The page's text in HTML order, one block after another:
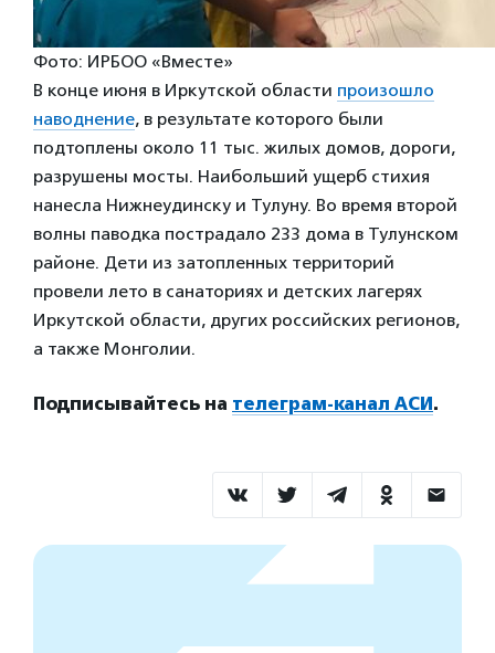
Фото: ИРБОО «Вместе»
В конце июня в Иркутской области произошло
наводнение, в результате которого были
подтоплены около 11 тыс. жилых домов, дороги,
разрушены мосты. Наибольший ущерб стихия
нанесла Нижнеудинску и Тулуну. Во время второй
волны паводка пострадало 233 дома в Тулунском
районе. Дети из затопленных территорий
провели лето в санаториях и детских лагерях
Иркутской области, других российских регионов,
а также Монголии.
Подписывайтесь на телеграм-канал АСИ.